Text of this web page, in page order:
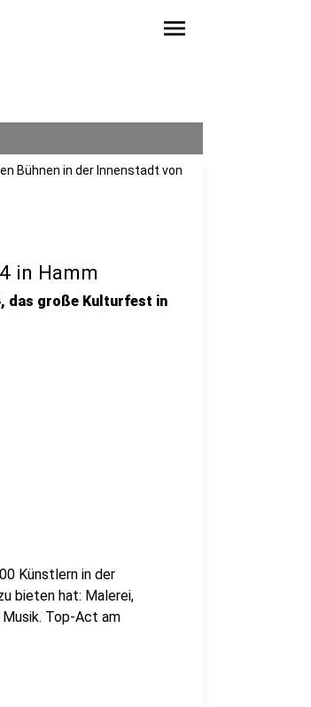
menu
Bühnen in der Innenstadt von
in Hamm
das große Kulturfest in
Künstlern in der
bieten hat: Malerei,
Musik. Top-Act am